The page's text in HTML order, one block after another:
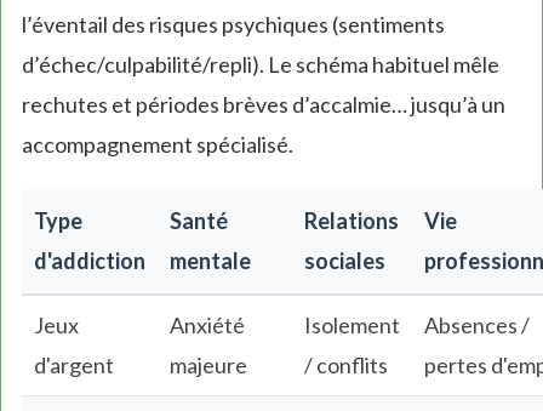
l’éventail des risques psychiques (sentiments
d’échec/culpabilité/repli). Le schéma habituel mêle
rechutes et périodes brèves d’accalmie… jusqu’à un
accompagnement spécialisé.
Type
d'addiction
Santé
mentale
Relations
sociales
Vie
Jeux
d'argent
Anxiété
majeure
Isolement
/ conflits
Absences /
pertes